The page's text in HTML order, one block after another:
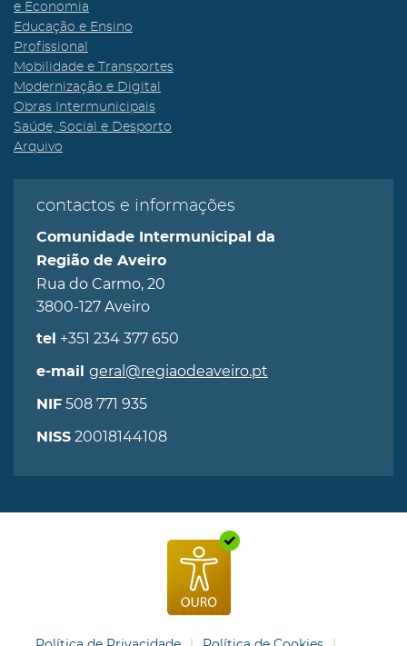
e Economia
Educação e Ensino
Profissional
Mobilidade e Transportes
Modernização e Digital
Obras Intermunicipais
Saúde, Social e Desporto
Arquivo
contactos e informações
Comunidade Intermunicipal da
Região de Aveiro
Rua do Carmo, 20
3800-127 Aveiro
tel +351 234 377 650
e-mail geral@regiaodeaveiro.pt
NIF 508 771 935
NISS 20018144108